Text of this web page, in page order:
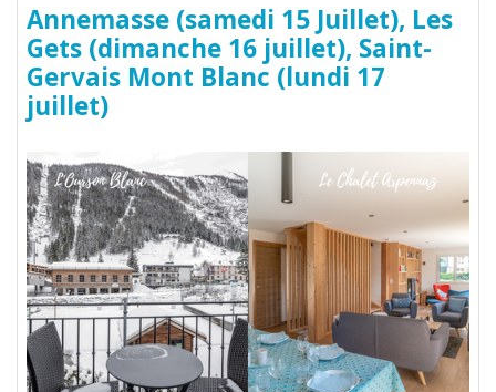
Annemasse (samedi 15 Juillet), Les
Gets (dimanche 16 juillet), Saint-
Gervais Mont Blanc (lundi 17
juillet)